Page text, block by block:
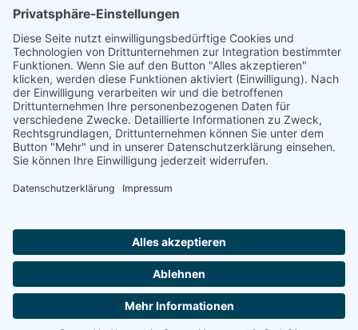
Rheinland-Pfalz
Saarland
Sachsen
Sachsen-Anhalt
Schleswig-Holstein
Thüringen
Ein Portal derProAgeMedia GmbH & Co. KG.
Seniorenwohngemeinschaft?
Wir sind auch telefonisch für Sie da und helfen.
Montag-Freitag von 8:00 - 16:30 Uhr
0800 800 666 0